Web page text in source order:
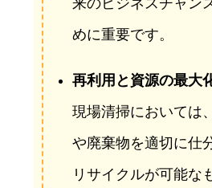
めに重要です。
再利用と資源の最大
現場清掃においては
や廃棄物を適切に仕
リサイクルが可能な